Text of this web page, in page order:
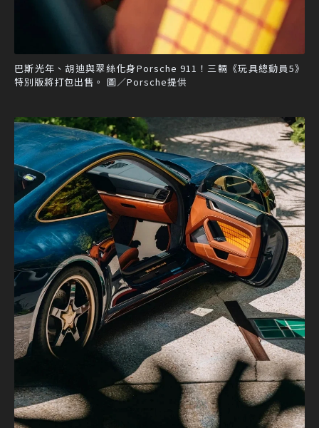
巴斯光年、胡迪與翠絲化身Porsche 911！三輛《玩具總動員5》
特別版將打包出售。 圖／Porsche提供